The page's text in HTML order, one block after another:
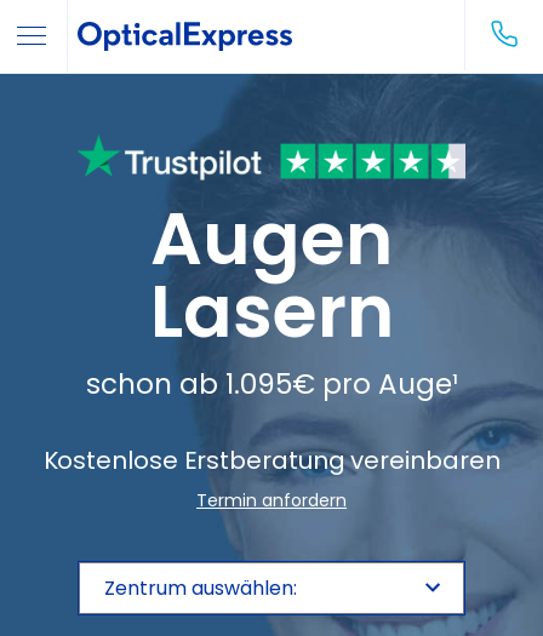
Augen
Lasern
schon ab 1.095€ pro Auge¹
Kostenlose Erstberatung vereinbaren
Termin anfordern